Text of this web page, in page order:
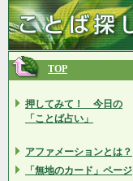
TOP
押してみて！ 今日の
「ことば占い」
アファメーションとは？
「無地のカード」ページ